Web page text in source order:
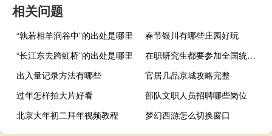
相关问题
“孰若相羊涧谷中”的出处是哪里
春节银川有哪些庄园好玩
“长江东去跨虹桥”的出处是哪里
在职研究生都要参加全国统考吗
出入量记录方法有哪些
官居几品京城攻略完整
过年怎样拍大片好看
部队文职人员招聘哪些岗位
北京大年初二拜年视频教程
梦幻西游怎么切换窗口